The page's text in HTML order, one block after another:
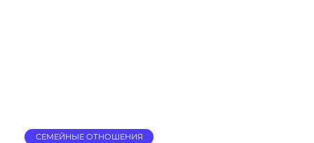
СЕМЕЙНЫЕ ОТНОШЕНИЯ